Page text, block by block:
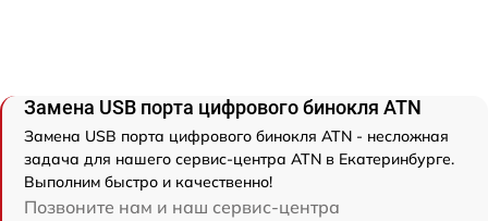
Замена USB порта цифрового бинокля ATN
Замена USB порта цифрового бинокля ATN - несложная
задача для нашего сервис-центра ATN в Екатеринбурге.
Выполним быстро и качественно!
Позвоните нам и наш сервис-центра